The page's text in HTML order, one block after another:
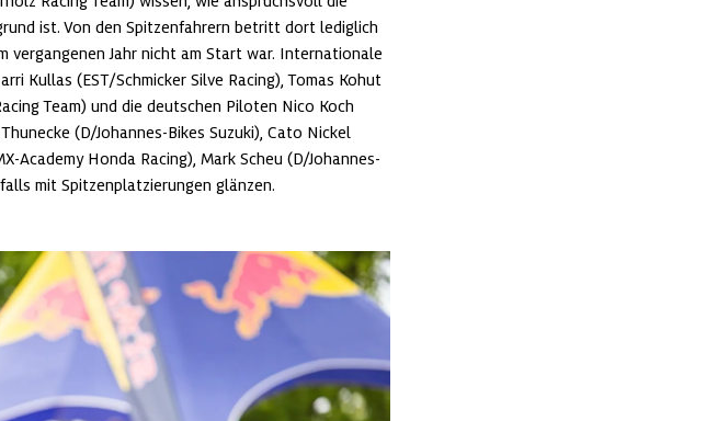
ist. Von den Spitzenfahrern betritt dort lediglich
vergangenen Jahr nicht am Start war. Internationale
Kullas (EST/Schmicker Silve Racing), Tomas Kohut
Team) und die deutschen Piloten Nico Koch
(D/Johannes-Bikes Suzuki), Cato Nickel
Academy Honda Racing), Mark Scheu (D/Johannes-
mit Spitzenplatzierungen glänzen.